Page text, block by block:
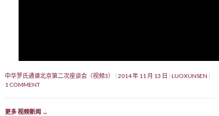
中华罗氏通谱北京第二次座谈会（视频3） 2014 年 11 月 13 日
LUOXUNSEN
1 COMMENT
更多 视频新闻 →